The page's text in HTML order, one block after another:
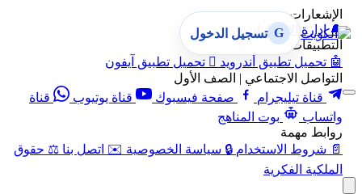
الإشعارات
🔔 إدارة الإشعارات
التطبيقات
🤖 تحميل تطبيق أندرويد  تحميل تطبيق آيفون
التواصل الاجتماعي | الصف الأول
قناة تيليجرام
صفحة فيسبوك قناة يوتيوب
قناة
واتساب
بوت المناهج
روابط مهمة
📄 شروط الاستخدام 🔒 سياسة الخصوصية ✉️ اتصل بنا ⚖️ حقوق
الملكية الفكرية
G تسجيل الدخول